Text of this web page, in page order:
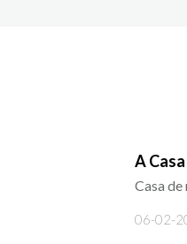
A
Casa
06-02-